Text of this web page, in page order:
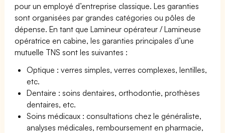
pour un employé d’entreprise classique. Les garanties
sont organisées par grandes catégories ou pôles de
dépense. En tant que Lamineur opérateur / Lamineuse
opératrice en cabine, les garanties principales d’une
mutuelle TNS sont les suivantes :
Optique : verres simples, verres complexes, lentilles,
etc.
Dentaire : soins dentaires, orthodontie, prothèses
dentaires, etc.
Soins médicaux : consultations chez le généraliste,
analyses médicales, remboursement en pharmacie,